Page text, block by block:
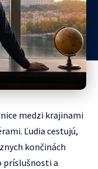
medzi krajinami
Ľudia cestujú,
končinách
príslušnosti a